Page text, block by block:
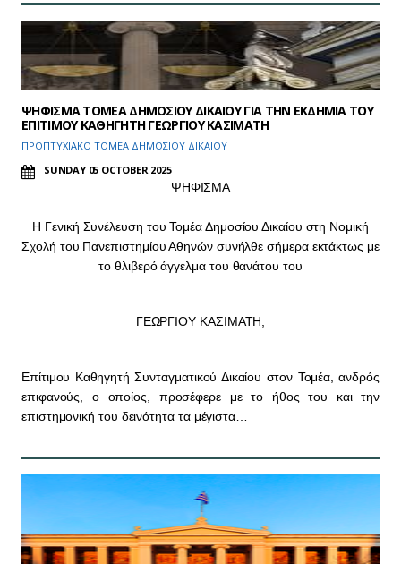
ΨΗΦΙΣΜΑ ΤΟΜΕΑ ΔΗΜΟΣΙΟΥ ΔΙΚΑΙΟΥ ΓΙΑ ΤΗΝ ΕΚΔΗΜΙΑ ΤΟΥ
ΕΠΙΤΙΜΟΥ ΚΑΘΗΓΗΤΗ ΓΕΩΡΓΙΟΥ ΚΑΣΙΜΑΤΗ
ΠΡΟΠΤΥΧΙΑΚΟ ΤΟΜΕΑ ΔΗΜΟΣΙΟΥ ΔΙΚΑΙΟΥ
SUNDAY 05 OCTOBER 2025
ΨΗΦΙΣΜΑ
H Γενική Συνέλευση του Τομέα Δημοσίου Δικαίου στη Νομική
Σχολή του Πανεπιστημίου Αθηνών συνήλθε σήμερα εκτάκτως με
το θλιβερό άγγελμα του θανάτου του
ΓΕΩΡΓΙΟΥ ΚΑΣΙΜΑΤΗ,
Επίτιμου Καθηγητή Συνταγματικού Δικαίου στον Τομέα, ανδρός
επιφανούς, ο οποίος, προσέφερε με το ήθος του και την
επιστημονική του δεινότητα τα μέγιστα…